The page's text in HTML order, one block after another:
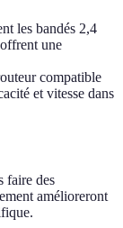
les bandés 2,4
une
compatible
et vitesse dans
faire des
amélioreront